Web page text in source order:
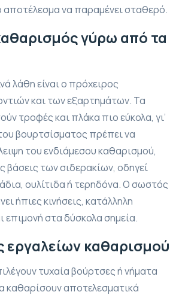
αποτέλεσμα να παραμένει σταθερό.
γύρω από τα
λάθη είναι ο πρόχειρος
και των εξαρτημάτων. Τα
τροφές και πλάκα πιο εύκολα, γι’
βουρτσίσματος πρέπει να
του ενδιάμεσου καθαρισμού,
βάσεις των σιδερακίων, οδηγεί
ουλίτιδα ή τερηδόνα. Ο σωστός
ήπιες κινήσεις, κατάλληλη
στα δύσκολα σημεία.
εργαλείων καθαρισμού
τυχαία βούρτσες ή νήματα
καθαρίσουν αποτελεσματικά